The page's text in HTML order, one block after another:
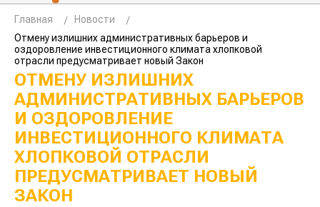
Главная
Новости
Отмену излишних административных барьеров и
оздоровление инвестиционного климата хлопковой
отрасли предусматривает новый Закон
ОТМЕНУ ИЗЛИШНИХ
АДМИНИСТРАТИВНЫХ БАРЬЕРОВ
И ОЗДОРОВЛЕНИЕ
ИНВЕСТИЦИОННОГО КЛИМАТА
ХЛОПКОВОЙ ОТРАСЛИ
ПРЕДУСМАТРИВАЕТ НОВЫЙ
ЗАКОН